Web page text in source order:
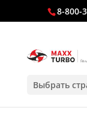
8-800-
Выбрать